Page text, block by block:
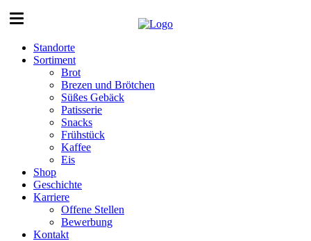
Standorte
Sortiment
Brot
Brezen und Brötchen
Süßes Gebäck
Patisserie
Snacks
Frühstück
Kaffee
Eis
Shop
Geschichte
Karriere
Offene Stellen
Bewerbung
Kontakt